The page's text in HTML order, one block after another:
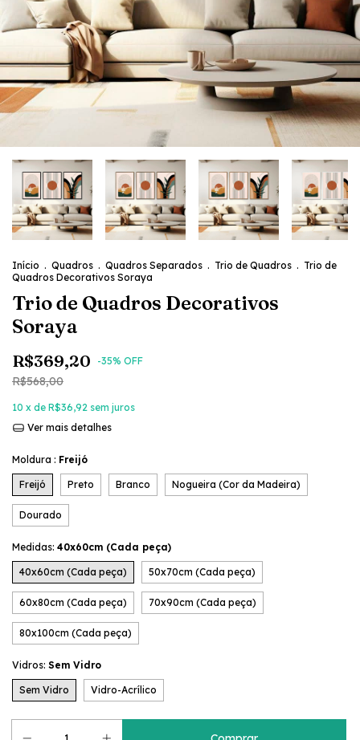
Início . Quadros . Quadros Separados . Trio de Quadros . Trio de
Quadros Decorativos Soraya
Trio de Quadros Decorativos
Soraya
R$369,20 -35% OFF
R$568,00
10 x de R$36,92 sem juros
Ver mais detalhes
Moldura : Freijó
Freijó Preto Branco Nogueira (Cor da Madeira)
Dourado
Medidas: 40x60cm (Cada peça)
40x60cm (Cada peça) 50x70cm (Cada peça)
60x80cm (Cada peça) 70x90cm (Cada peça)
80x100cm (Cada peça)
Vidros: Sem Vidro
Sem Vidro Vidro-Acrílico